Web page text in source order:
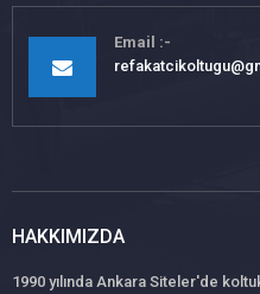
Email
HAKKIMIZDA
1990 yılında Ankara Siteler'de